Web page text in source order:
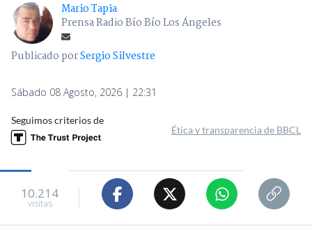
Mario Tapia
Prensa Radio Bío Bío Los Ángeles
Publicado porSergio Silvestre
Sábado 08 Agosto, 2026 | 22:31
Seguimos criterios de
Ética y transparencia de BBCL
10.214
visitas